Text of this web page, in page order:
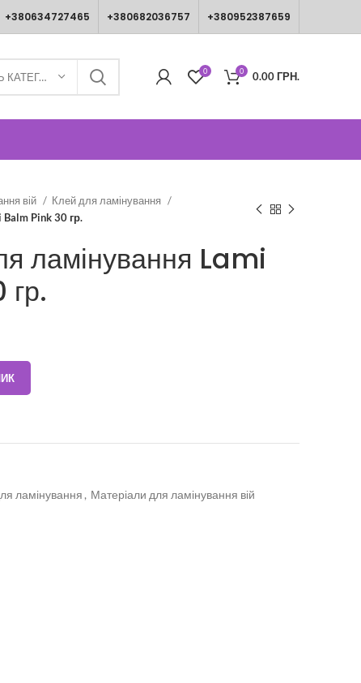
+380634727465 +380682036757 +380952387659
ВИБЕРІТЬ КАТЕГОРІЮ 0 0 0.00ГРН.
вій
Клей для ламінування
Pink 30 гр.
ламінування Lami
ламінування , Матеріали для ламінування вій